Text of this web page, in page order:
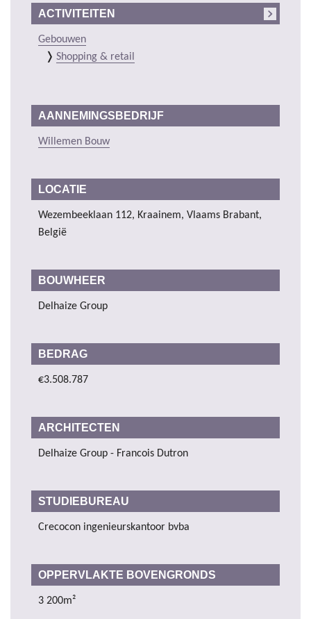
ACTIVITEITEN
Gebouwen
Shopping & retail
AANNEMINGSBEDRIJF
Willemen Bouw
LOCATIE
Wezembeeklaan 112, Kraainem, Vlaams Brabant,
België
BOUWHEER
Delhaize Group
BEDRAG
€3.508.787
ARCHITECTEN
Delhaize Group - Francois Dutron
STUDIEBUREAU
Crecocon ingenieurskantoor bvba
OPPERVLAKTE BOVENGRONDS
3 200m²